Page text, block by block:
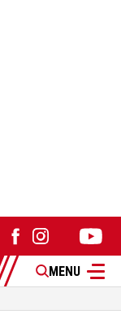
MENU